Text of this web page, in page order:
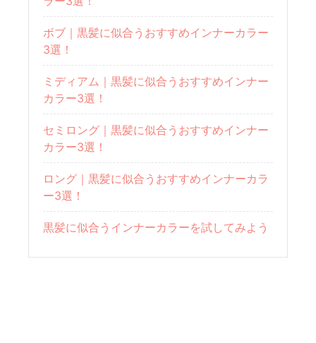
ボブ｜黒髪に似合うおすすめインナーカラー
3選！
ミディアム｜黒髪に似合うおすすめインナー
カラー3選！
セミロング｜黒髪に似合うおすすめインナー
カラー3選！
ロング｜黒髪に似合うおすすめインナーカラ
ー3選！
黒髪に似合うインナーカラーを試してみよう